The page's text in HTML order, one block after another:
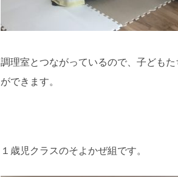
調理室とつながっているので、子ども
ができます。
１歳児クラスのそよかぜ組です。